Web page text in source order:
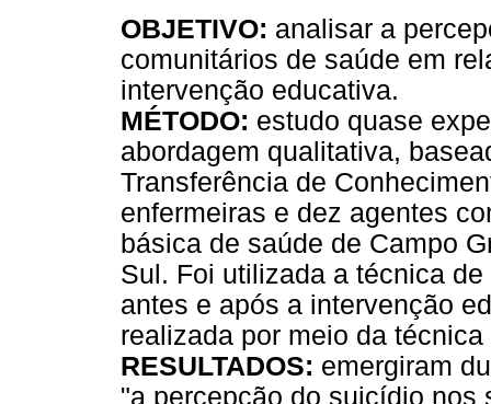
OBJETIVO: analisar a
comunitários de saúde em
intervenção educativa.
MÉTODO: estudo quase
abordagem qualitativa,
Transferência de
enfermeiras e dez agentes
básica de saúde de Campo
Sul. Foi utilizada a técnica
antes e após a intervenção
realizada por meio da
RESULTADOS: emergiram
"a percepção do suicídio nos